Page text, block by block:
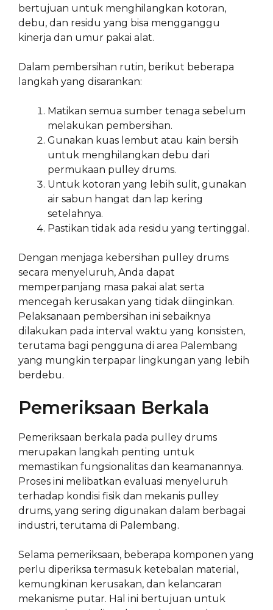
bertujuan untuk menghilangkan kotoran,
debu, dan residu yang bisa mengganggu
kinerja dan umur pakai alat.
Dalam pembersihan rutin, berikut beberapa
langkah yang disarankan:
Matikan semua sumber tenaga sebelum
melakukan pembersihan.
Gunakan kuas lembut atau kain bersih
untuk menghilangkan debu dari
permukaan pulley drums.
Untuk kotoran yang lebih sulit, gunakan
air sabun hangat dan lap kering
setelahnya.
Pastikan tidak ada residu yang tertinggal.
Dengan menjaga kebersihan pulley drums
secara menyeluruh, Anda dapat
memperpanjang masa pakai alat serta
mencegah kerusakan yang tidak diinginkan.
Pelaksanaan pembersihan ini sebaiknya
dilakukan pada interval waktu yang konsisten,
terutama bagi pengguna di area Palembang
yang mungkin terpapar lingkungan yang lebih
berdebu.
Pemeriksaan Berkala
Pemeriksaan berkala pada pulley drums
merupakan langkah penting untuk
memastikan fungsionalitas dan keamanannya.
Proses ini melibatkan evaluasi menyeluruh
terhadap kondisi fisik dan mekanis pulley
drums, yang sering digunakan dalam berbagai
industri, terutama di Palembang.
Selama pemeriksaan, beberapa komponen yang
perlu diperiksa termasuk ketebalan material,
kemungkinan kerusakan, dan kelancaran
mekanisme putar. Hal ini bertujuan untuk